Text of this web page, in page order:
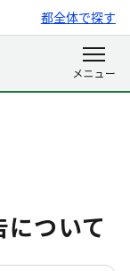
都全体で探す
ついて